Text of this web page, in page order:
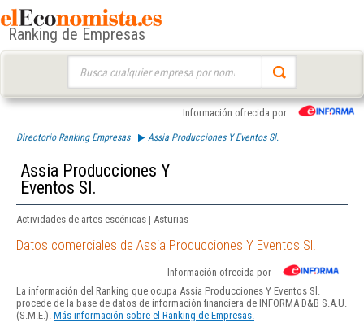
Ranking de Empresas
Información ofrecida por
Directorio Ranking Empresas Assia Producciones Y Eventos Sl.
Assia Producciones Y
Eventos Sl.
Actividades de artes escénicas | Asturias
Datos comerciales de Assia Producciones Y Eventos Sl.
Información ofrecida por
La información del Ranking que ocupa Assia Producciones Y Eventos Sl.
procede de la base de datos de información financiera de INFORMA D&B S.A.U.
(S.M.E.). Más información sobre el Ranking de Empresas.